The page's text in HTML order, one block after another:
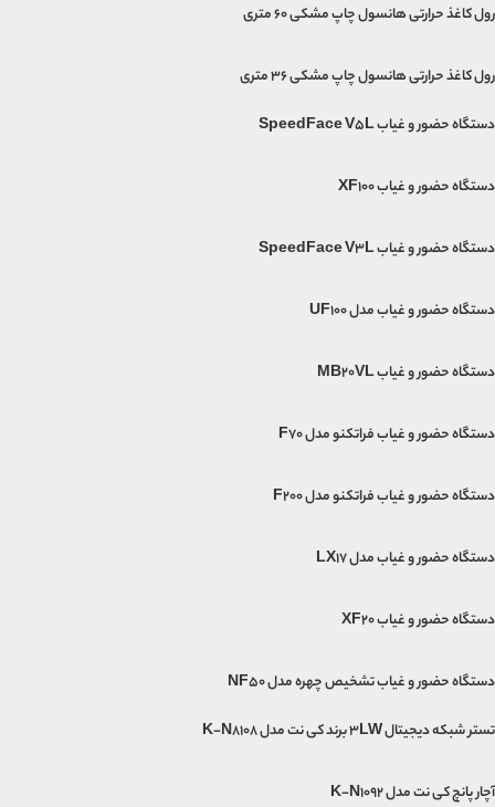
رول کاغذ حرارتی هانسول چاپ مشکی 60 متری
رول کاغذ حرارتی هانسول چاپ مشکی 36 متری
دستگاه حضور و غیاب SpeedFace V5L
دستگاه حضور و غیاب XF100
دستگاه حضور و غیاب SpeedFace V3L
دستگاه حضور و غیاب مدل UF100
دستگاه حضور و غیاب MB20VL
دستگاه حضور و غیاب فراتکنو مدل F70
دستگاه حضور و غیاب فراتکنو مدل F200
دستگاه حضور و غیاب مدل LX17
دستگاه حضور و غیاب XF20
دستگاه حضور و غیاب تشخیص چهره مدل NF50
تستر شبکه دیجیتال 3LW برند کی نت مدل K-N8108
آچار پانچ کی نت مدل K-N1092